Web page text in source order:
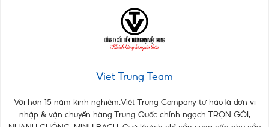
Viet Trung Team
Với hơn 15 năm kinh nghiệm.Việt Trung Company tự hào là đơn vị
nhập & vận chuyển hàng Trung Quốc chính ngạch TRỌN GÓI,